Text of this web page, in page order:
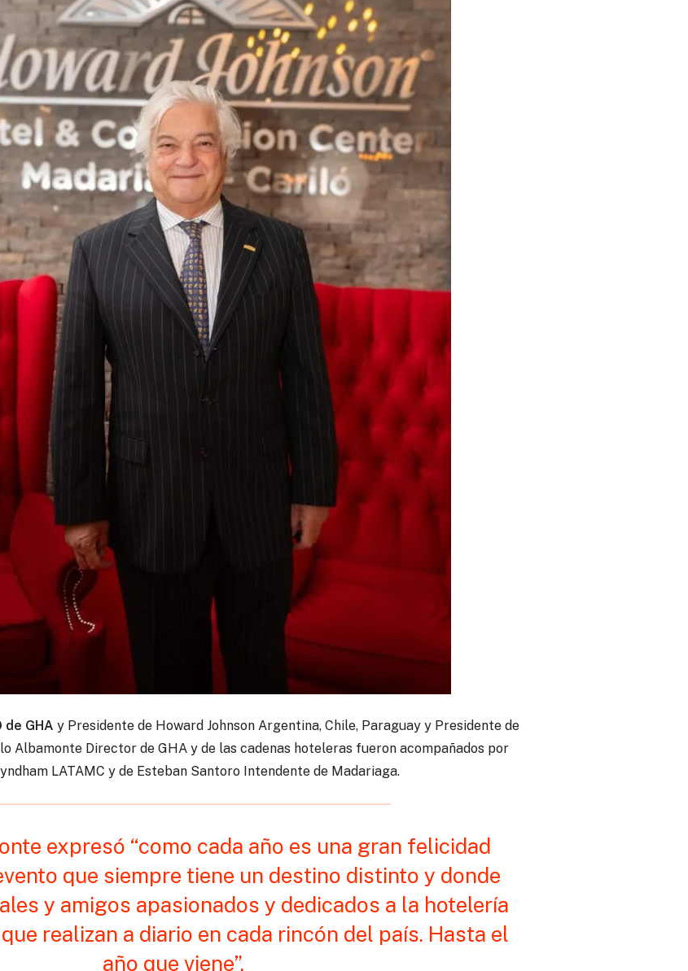
GHA y Presidente de Howard Johnson Argentina, Chile, Paraguay y Presidente de
Albamonte Director de GHA y de las cadenas hoteleras fueron acompañados por
LATAMC y de Esteban Santoro Intendente de Madariaga.
expresó “como cada año es una gran felicidad
que siempre tiene un destino distinto y donde
y amigos apasionados y dedicados a la hotelería
realizan a diario en cada rincón del país. Hasta el
año que viene”.